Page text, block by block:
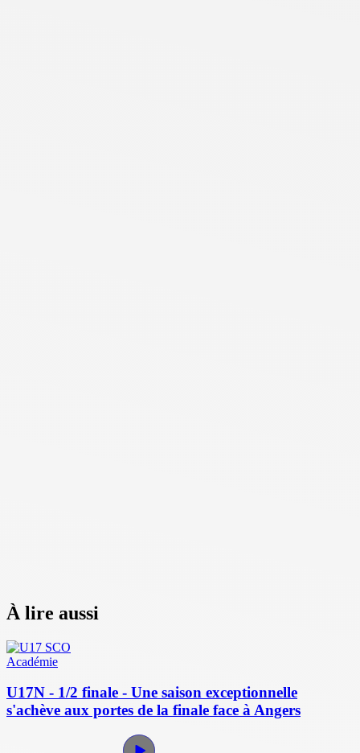
À lire aussi
Académie
U17N - 1/2 finale - Une saison exceptionnelle
s'achève aux portes de la finale face à Angers